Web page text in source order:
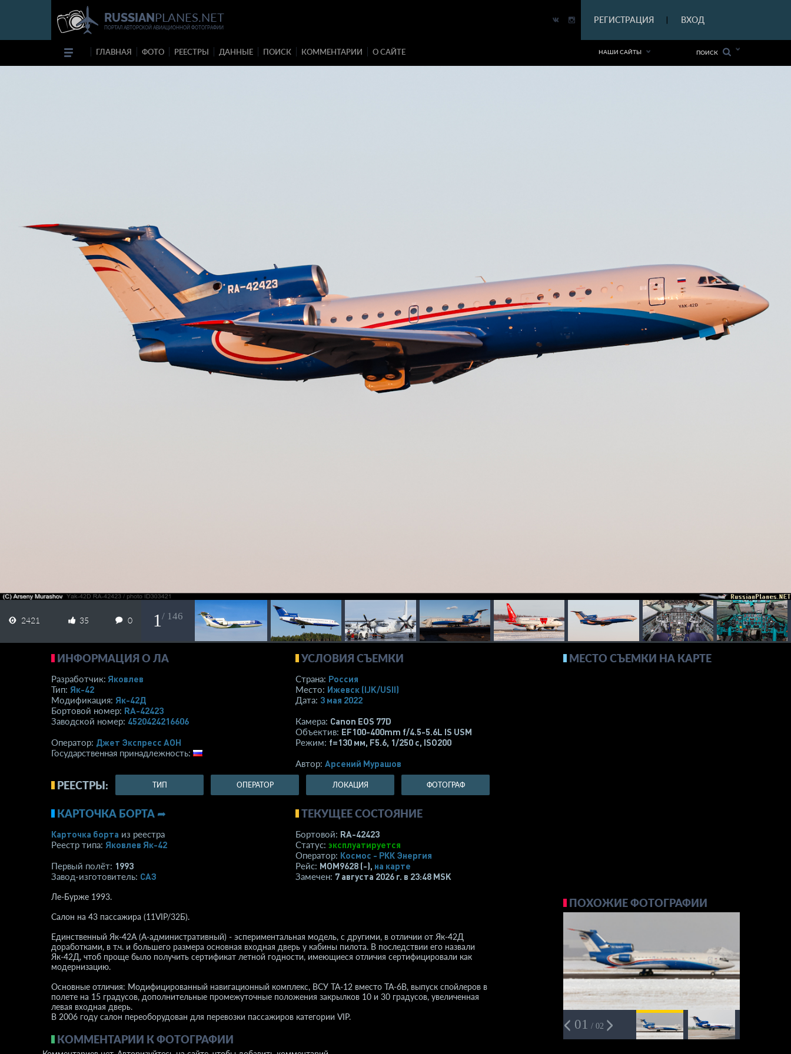
RUSSIANPLANES.NET
ПОРТАЛ АВТОРСКОЙ АВИАЦИОННОЙ ФОТОГРАФИИ
РЕГИСТРАЦИЯ ВХОД
ГЛАВНАЯ ФОТО РЕЕСТРЫ ДАННЫЕ ПОИСК КОММЕНТАРИИ О САЙТЕ НАШИ САЙТЫ ПОИСК
2421 35 0 1 / 146
ИНФОРМАЦИЯ О ЛА
Разработчик: Яковлев
Тип: Як-42
Модификация: Як-42Д
Бортовой номер: RA-42423
Заводской номер: 4520424216606
Оператор: Джет Экспресс АОН
Государственная принадлежность:
УСЛОВИЯ СЪЕМКИ
Страна: Россия
Место: Ижевск (IJK/USII)
Дата: 3 мая 2022
Камера: Canon EOS 77D
Объектив: EF100-400mm f/4.5-5.6L IS USM
Режим: f=130 мм, F5.6, 1/250 с, ISO200
Автор: Арсений Мурашов
РЕЕСТРЫ: ТИП ОПЕРАТОР ЛОКАЦИЯ ФОТОГРАФ
КАРТОЧКА БОРТА ➦
Карточка борта из реестра
Реестр типа: Яковлев Як-42
Первый полёт: 1993
Завод-изготовитель: САЗ
ТЕКУЩЕЕ СОСТОЯНИЕ
Бортовой: RA-42423
Статус: эксплуатируется
Оператор: Космос - РКК Энергия
Рейс: MOM9628 (-), на карте
Замечен: 7 августа 2026 г. в 23:48 MSK
Ле-Бурже 1993.
Салон на 43 пассажира (11VIP/32Б).
Единственный Як-42А (А-административный) - эспериментальная модель, с другими, в отличии от Як-42Д
доработками, в т.ч. и большего размера основная входная дверь у кабины пилота. В последствии его назвали
Як-42Д, чтоб проще было получить сертификат летной годности, имеющиеся отличия сертифицировали как
модернизацию.
Основные отличия: Модифицированный навигационный комплекс, ВСУ ТА-12 вместо ТА-6В, выпуск спойлеров в
полете на 15 градусов, дополнительные промежуточные положения закрылков 10 и 30 градусов, увеличенная
левая входная дверь.
В 2006 году салон переоборудован для перевозки пассажиров категории VIP.
КОММЕНТАРИИ К ФОТОГРАФИИ
МЕСТО СЪЕМКИ НА КАРТЕ
ПОХОЖИЕ ФОТОГРАФИИ
01 / 02